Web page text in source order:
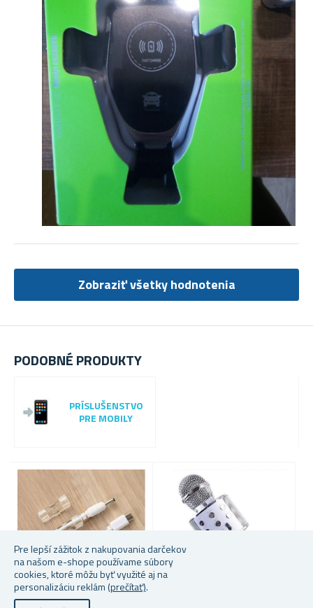
Pre lepší zážitok z nakupovania darčekov
na našom e-shope používame súbory
cookies, ktoré môžu byť využité aj na
personalizáciu reklám (prečítať).
PODOBNÉ PRODUKTY
PRÍSLUŠENSTVO
PRE MOBILY
Zobraziť všetky hodnotenia